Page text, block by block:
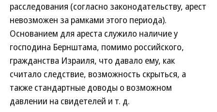
расследования (согласно законодательству, арест
невозможен за рамками этого периода).
Основанием для ареста служило наличие у
господина Бернштама, помимо российского,
гражданства Израиля, что давало ему, как
считало следствие, возможность скрыться, а
также стандартные доводы о возможном
давлении на свидетелей и т. д.